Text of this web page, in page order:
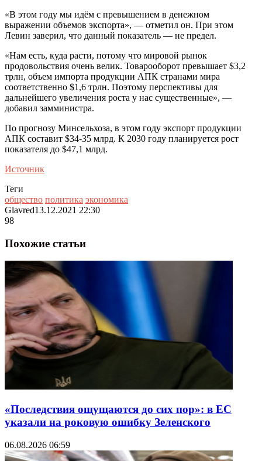
«В этом году мы идём с превышением в денежном
выражении объемов экспорта», — отметил он. При этом
Левин заверил, что данный показатель — не предел.
«Нам есть, куда расти, потому что мировой рынок
продовольствия очень велик. Товарооборот превышает $3,2
трлн, объем импорта продукции АПК странами мира
соответственно $1,6 трлн. Поэтому перспективы для
дальнейшего увеличения роста у нас существенные», —
добавил замминистра.
По прогнозу Минсельхоза, в этом году экспорт продукции
АПК составит $34-35 млрд. К 2030 году планируется рост
показателя до $47,1 млрд.
Источник
Теги
общество политика экономика
Glavred13.12.2021 22:30
98
Похожие статьи
«Последствия ощущаются до сих пор»: в ЕС
указали на роковую ошибку Зеленского
06.08.2026 06:59